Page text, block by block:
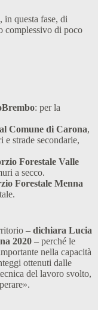
in questa fase, di
complessivo di poco
: per la
Comune di Carona,
e strade secondarie,
Forestale Valle
a secco.
Forestale Menna
– dichiara Lucia
2020 – perché le
nella capacità
ottenuti dalle
del lavoro svolto,